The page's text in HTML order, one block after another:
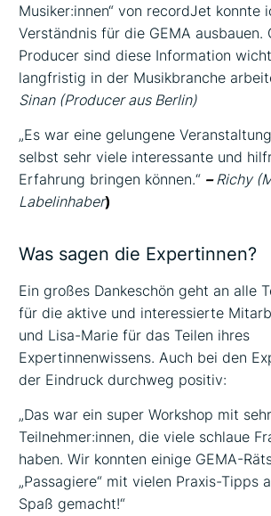
Musiker:innen“ von recordJet konnte
Verständnis für die GEMA ausbauen.
Producer sind diese Information
langfristig in der Musikbranche
Sinan (Producer aus Berlin)
„Es war eine gelungene
selbst sehr viele interessante und
Erfahrung bringen können.“ – Richy
Labelinhaber)
Was sagen die Expertinnen?
Ein großes Dankeschön geht an alle
für die aktive und interessierte
und Lisa-Marie für das Teilen ihres
Expertinnenwissens. Auch bei den
der Eindruck durchweg positiv:
„Das war ein super Workshop mit
Teilnehmer:innen, die viele schlaue
haben. Wir konnten einige GEMA-
„Passagiere“ mit vielen Praxis-Tipps
Spaß gemacht!“